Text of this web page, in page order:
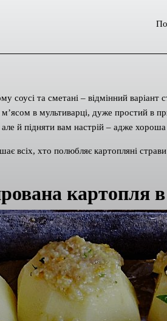
та сметані – відмінний варіант
в мультиварці, дуже простий в
й підняти вам настрій – адже
всіх, хто полюбляє картопляні
картопля в